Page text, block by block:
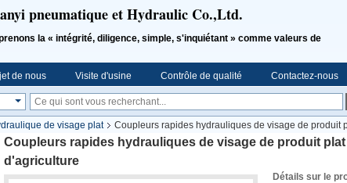
pneumatique et Hydraulic Co.,Ltd.
la « intégrité, diligence, simple, s'inquiétant » comme valeurs de
de nous Visite d'usine Contrôle de qualité Contactez-nous
de visage plat
Coupleurs rapides hydrauliques de visage de produit
Coupleurs rapides hydrauliques de visage de produit
d'agriculture
Détails sur le